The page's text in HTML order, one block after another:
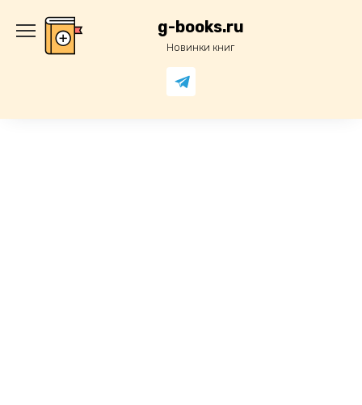
содержанию
g-books.ru
Новинки книг